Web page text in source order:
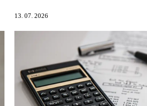
13. 07. 2026